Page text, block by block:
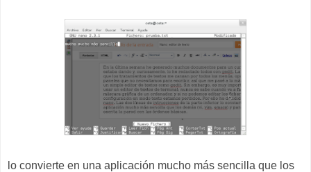
lo convierte en una aplicación mucho más sencilla que los